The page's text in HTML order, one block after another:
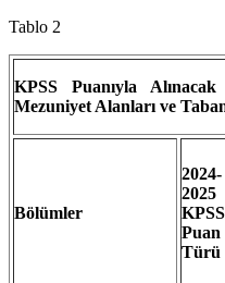
Tablo 2
KPSS Puanıyla
Mezuniyet Alanları ve
Bölümler
2024-
2025
KPSS
Puan
Türü